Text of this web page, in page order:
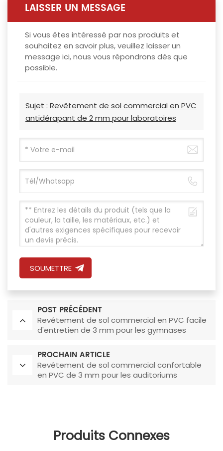
LAISSER UN MESSAGE
Si vous êtes intéressé par nos produits et
souhaitez en savoir plus, veuillez laisser un
message ici, nous vous répondrons dès que
possible.
Sujet : Revêtement de sol commercial en PVC
antidérapant de 2 mm pour laboratoires
SOUMETTRE
POST PRÉCÉDENT
Revêtement de sol commercial en PVC facile
d'entretien de 3 mm pour les gymnases
PROCHAIN ARTICLE
Revêtement de sol commercial confortable
en PVC de 3 mm pour les auditoriums
Produits Connexes